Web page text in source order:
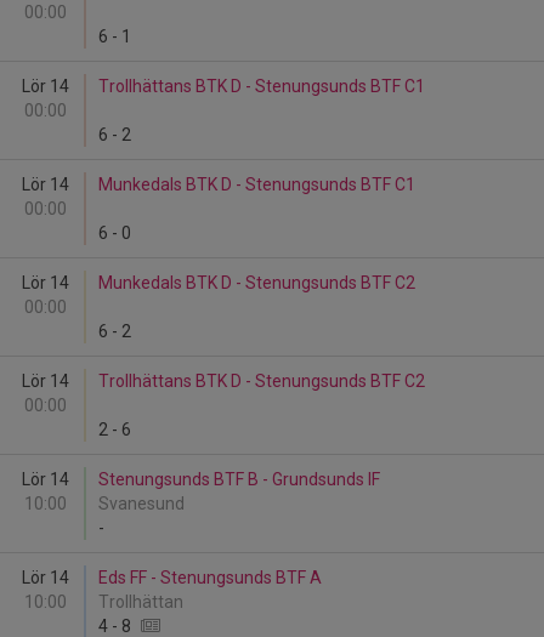
00:00
6 - 1
Lör 14
00:00
Trollhättans BTK D - Stenungsunds BTF C1
6 - 2
Lör 14
00:00
Munkedals BTK D - Stenungsunds BTF C1
6 - 0
Lör 14
00:00
Munkedals BTK D - Stenungsunds BTF C2
6 - 2
Lör 14
00:00
Trollhättans BTK D - Stenungsunds BTF C2
2 - 6
Lör 14
10:00
Stenungsunds BTF B - Grundsunds IF
Svanesund
-
Lör 14
10:00
Eds FF - Stenungsunds BTF A
Trollhättan
4 - 8